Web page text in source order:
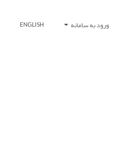
ورود به سامانه ENGLISH